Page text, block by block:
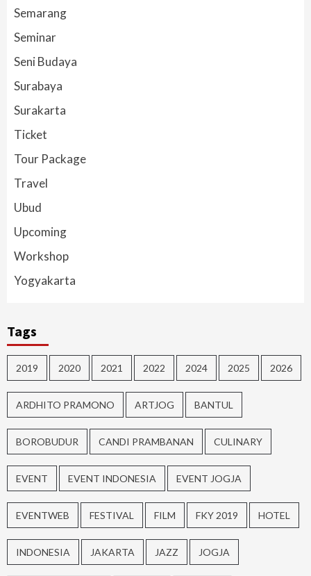
Semarang
Seminar
Seni Budaya
Surabaya
Surakarta
Ticket
Tour Package
Travel
Ubud
Upcoming
Workshop
Yogyakarta
Tags
2019 2020 2021 2022 2024 2025 2026
ARDHITO PRAMONO ARTJOG BANTUL
BOROBUDUR CANDI PRAMBANAN CULINARY
EVENT EVENT INDONESIA EVENT JOGJA
EVENTWEB FESTIVAL FILM FKY 2019 HOTEL
INDONESIA JAKARTA JAZZ JOGJA